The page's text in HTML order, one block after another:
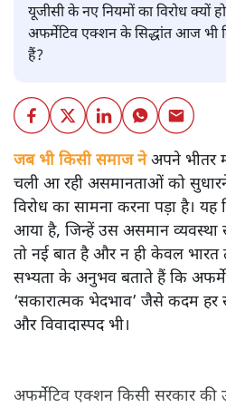
यूजीसी के नए नियमों का विरोध क्यों
अफर्मेटिव एक्शन के सिद्धांत आज भी
हैं?
जब भी किसी समाज नेअपने भीतर
चली आ रही असमानताओं को
विरोध का सामना करना पड़ा है।
आया है, जिन्हें उस असमान व्यवस्था
तो नई बात है और न ही केवल भारत
सभ्यता के अनुभव बताते हैं कि
‘सकारात्मक भेदभाव’ जैसे कदम
और विवादास्पद भी।
अफर्मेटिव एक्शन किसी सरकार की